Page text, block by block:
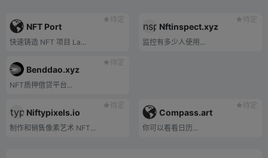
待定
NFT Port
快速铸造 NFT 项目 La...
待定
Nftinspect.xyz
监控有多少人使用...
待定
Benddao.xyz
NFT质押借贷平台...
待定
Niftypixels.io
制作和销售像素艺术 NFT...
待定
Compass.art
你可以看看日历...